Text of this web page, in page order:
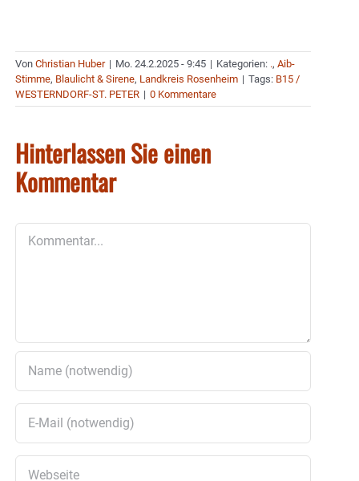
Von Christian Huber | Mo. 24.2.2025 - 9:45 | Kategorien: ., Aib-
Stimme, Blaulicht & Sirene, Landkreis Rosenheim | Tags: B15 /
WESTERNDORF-ST. PETER | 0 Kommentare
Hinterlassen Sie einen
Kommentar